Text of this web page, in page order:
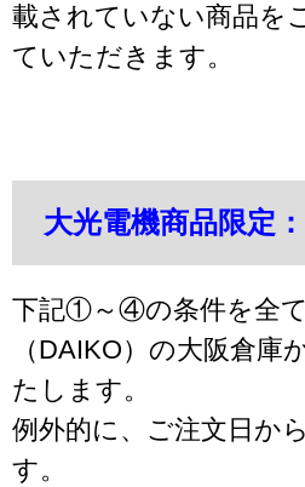
載されていない商品を
ていただきます。
大光電機商品限定
下記①～④の条件を全
（DAIKO）の大阪倉
たします。
例外的に、ご注文日か
す。